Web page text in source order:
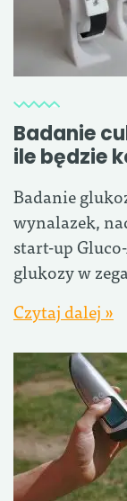
Badanie
ile będzie
Badanie
wynalazek,
start-up
glukozy w
Czytaj dalej »